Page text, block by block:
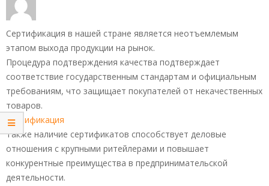
Сертификация в нашей стране является неотъемлемым
этапом выхода продукции на рынок.
Процедура подтверждения качества подтверждает
соответствие государственным стандартам и официальным
требованиям, что защищает покупателей от некачественных
товаров.
сертификация
Также наличие сертификатов способствует деловые
отношения с крупными ритейлерами и повышает
конкурентные преимущества в предпринимательской
деятельности.